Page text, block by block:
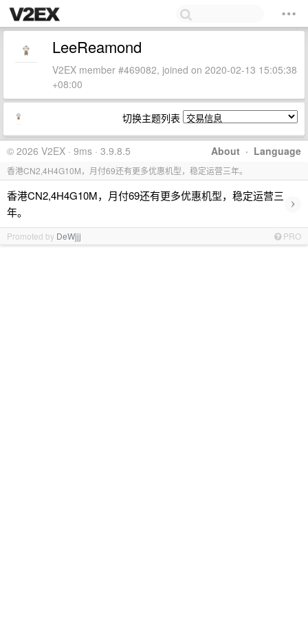
LeeReamond
V2EX member #469082, joined on 2020-02-13 15:05:38
+08:00
切换主题列表
About · Language
© 2026 V2EX · 9ms · 3.9.8.5
香港CN2,4H4G10M，月付69还有更多优惠机型，稳定运营三年。
香港CN2,4H4G10M，月付69还有更多优惠机型，稳定运营三
年。
›
Promoted by DeWjjj PRO